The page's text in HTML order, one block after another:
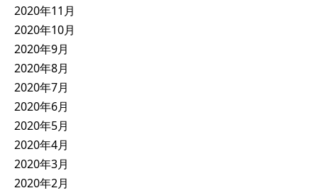
2020年11月
2020年10月
2020年9月
2020年8月
2020年7月
2020年6月
2020年5月
2020年4月
2020年3月
2020年2月